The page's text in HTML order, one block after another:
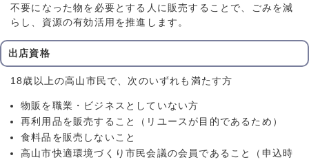
不要になった物を必要とする人に販売することで、ごみを減
らし、資源の有効活用を推進します。
出店資格
18歳以上の高山市民で、次のいずれも満たす方
物販を職業・ビジネスとしていない方
再利用品を販売すること（リユースが目的であるため）
食料品を販売しないこと
高山市快適環境づくり市民会議の会員であること（申込時